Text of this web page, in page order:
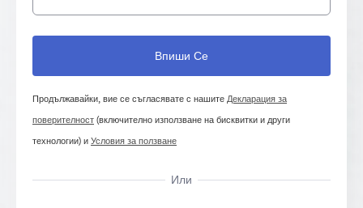
Продължавайки, вие се съгласявате с нашитеДекларация за
поверителност(включително използване на бисквитки и други
технологии) иУсловия за ползване
Или